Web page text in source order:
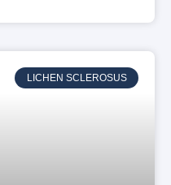
LICHEN SCLEROSUS